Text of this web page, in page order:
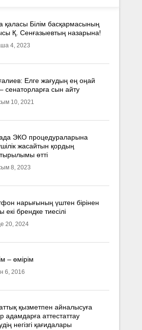
қаласы Білім басқармасының
Қ. Сенғазыевтың назарына!
4, 2023
Елге жағудың ең оңай
сенаторларға сын айту
10, 2021
ЭКО процедураларына
жасайтын қордың
өтті
8, 2023
нарығының үштен бірінен
екі брендке тиесілі
20, 2024
– өмірім
6, 2016
қызметпен айналысуға
адамдарға аттестаттау
негізгі қағидалары